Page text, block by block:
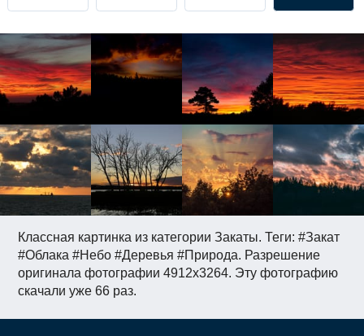
Классная картинка из категории Закаты. Теги: #Закат
#Облака #Небо #Деревья #Природа. Разрешение
оригинала фотографии 4912x3264. Эту фотографию
скачали уже 66 раз.